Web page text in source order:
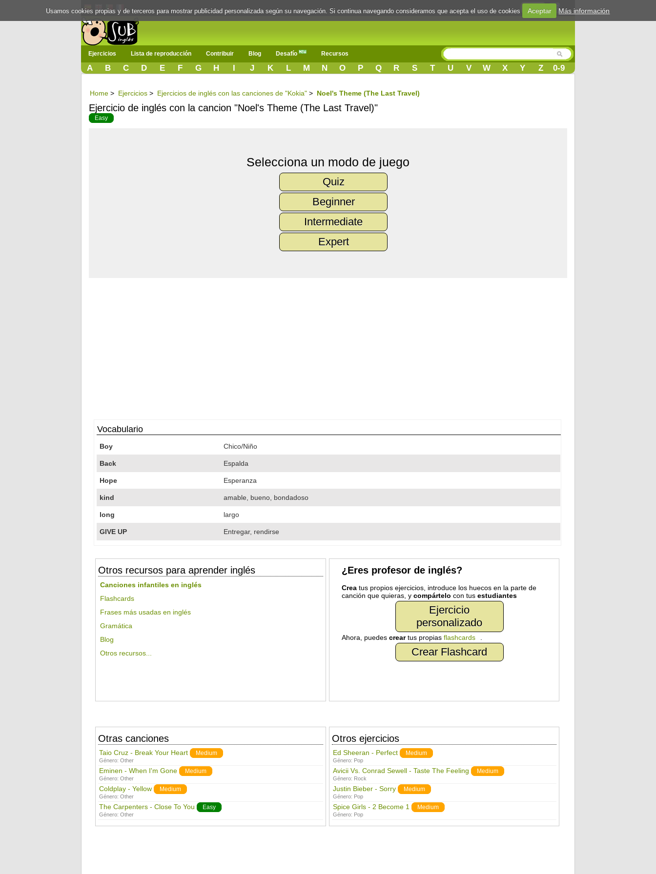
Login
Ejercicios Lista de reproducción Contribuir Blog Desafío Recursos
A B C D E F G H I J K L M N O P Q R S T U V W X Y Z 0-9
Home > Ejercicios > Ejercicios de inglés con las canciones de "Kokia" > Noel's Theme (The Last Travel)
Ejercicio de inglés con la cancion "Noel's Theme (The Last Travel)"
Easy
Selecciona un modo de juego
Quiz
Beginner
Intermediate
Expert
Vocabulario
Boy Chico/Niño
Back Espalda
Hope Esperanza
kind amable, bueno, bondadoso
long largo
GIVE UP Entregar, rendirse
Otros recursos para aprender inglés
Canciones infantiles en inglés
Flashcards
Frases más usadas en inglés
Gramática
Blog
Otros recursos...
¿Eres profesor de inglés?
Creatus propios ejercicios, introduce los huecos en la parte de
canción que quieras, y compártelo con tus estudiantes
Ejercicio
personalizado
Ahora, puedes creartus propias flashcards
Crear Flashcard
Otras canciones
Taio Cruz - Break Your Heart Medium
Género: Other
Eminen - When I'm Gone Medium
Género: Other
Coldplay - Yellow Medium
Género: Other
The Carpenters - Close To You Easy
Género: Other
Otros ejercicios
Ed Sheeran - Perfect Medium
Género: Pop
Avicii Vs. Conrad Sewell - Taste The Feeling Medium
Género: Rock
Justin Bieber - Sorry Medium
Género: Pop
Spice Girls - 2 Become 1 Medium
Género: Pop
Usamos cookies propias y de terceros para mostrar publicidad personalizada según su navegación. Si continua navegando consideramos que acepta el uso de cookies Aceptar Más información